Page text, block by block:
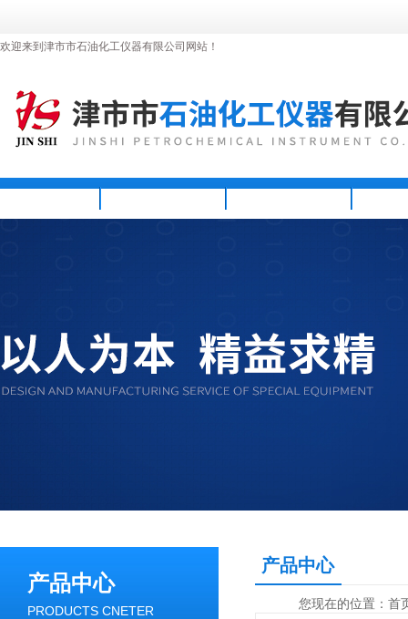
欢迎来到津市市石油化工仪器有限公司网站！
产品中心
PRODUCTS CNETER
产品中心
您现在的位置： 首